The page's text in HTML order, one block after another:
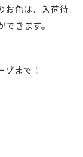
お色は、入荷待
きます。
まで！